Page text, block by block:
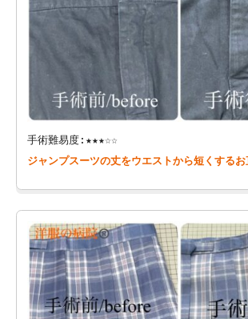
手術難易度:★★★☆☆
ジャンプスーツの丈をウエストから短くするお